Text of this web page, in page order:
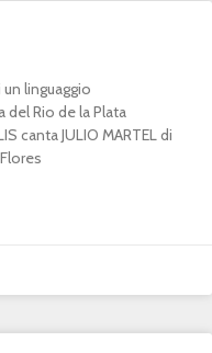
linguaggio
Rio de la Plata
canta JULIO MARTEL di